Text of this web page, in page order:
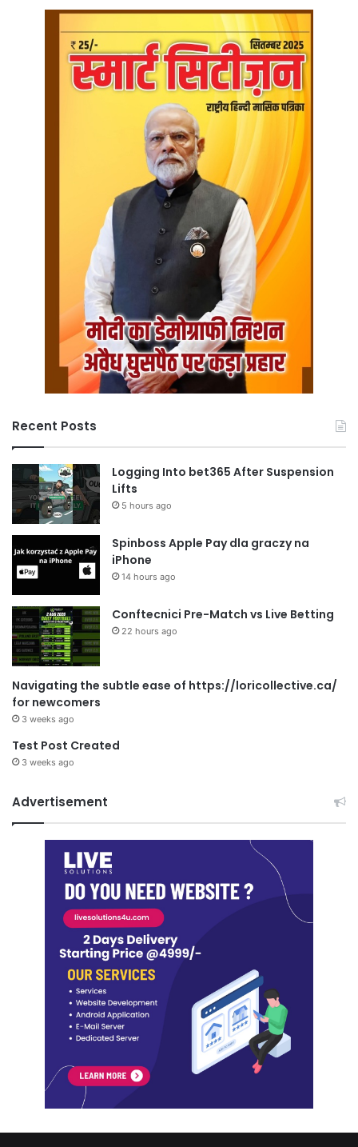
Recent Posts
Logging Into bet365 After Suspension
Lifts
5 hours ago
Spinboss Apple Pay dla graczy na
iPhone
14 hours ago
Conftecnici Pre-Match vs Live Betting
22 hours ago
Navigating the subtle ease of https://loricollective.ca/
for newcomers
3 weeks ago
Test Post Created
3 weeks ago
Advertisement